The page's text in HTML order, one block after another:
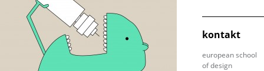
kontakt
european school
of design